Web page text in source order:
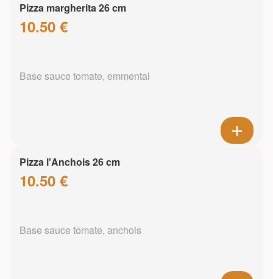
Pizza margherita 26 cm
10.50 €
Base sauce tomate, emmental
Pizza l'Anchois 26 cm
10.50 €
Base sauce tomate, anchois